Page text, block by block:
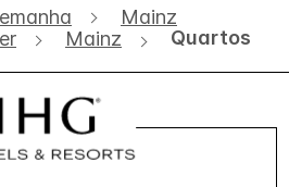
Mainz
Mainz Quartos